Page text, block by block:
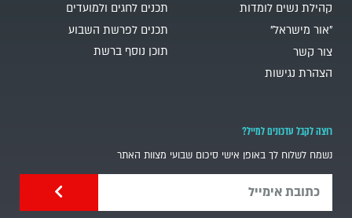
קהילת נשים לומדות
"אור מישראל"
צור קשר
הצהרת נגישות
תכנים לחגים ולמועדים
תכנים לפרשת השבוע
תוכן נוסף ברשת
רוצה לקבל עדכונים למייל?
נשמח לשלוח לך באופן אישי סיכום שבועי מצוות האתר